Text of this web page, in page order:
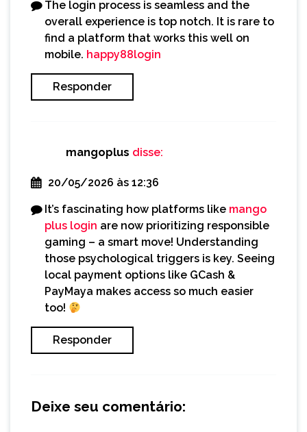
The login process is seamless and the
overall experience is top notch. It is rare to
find a platform that works this well on
mobile. happy88login
Responder
mangoplus disse:
20/05/2026 às 12:36
It’s fascinating how platforms like mango
plus login are now prioritizing responsible
gaming – a smart move! Understanding
those psychological triggers is key. Seeing
local payment options like GCash &
PayMaya makes access so much easier
too!
Responder
Deixe seu comentário: